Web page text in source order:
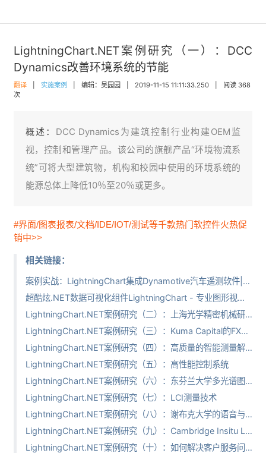
LightningChart.NET案例研究（一）：DCC
Dynamics改善环境系统的节能
翻译 实施案例 编辑：吴园园 2019-11-15 11:11:33.250
阅读 368
次
概述： DCC Dynamics为建筑控制行业构建OEM监
视，控制和管理产品。该公司的旗舰产品“环境物流系
统”可将大型建筑物，机构和校园中使用的环境系统的
能源总体上降低10％至20％或更多。
#界面/图表报表/文档/IDE/IOT/测试等千款热门软控件火热促
销中>>
相关链接：
案例实战：LightningChart集成Dynamotive汽车遥测软件|见证真正无与伦比的性能
超酷炫.NET数据可视化组件LightningChart - 专业图形视图应用集锦（中文视频）
LightningChart.NET案例研究（二）：上海光学精密机械研究所（SIOM）
LightningChart.NET案例研究（三）：Kuma Capital的FXVolQuant平台
LightningChart.NET案例研究（四）：高质量的智能测量解决方案
LightningChart.NET案例研究（五）：高性能控制系统
LightningChart.NET案例研究（六）：东芬兰大学多光谱图像的数据可视化
LightningChart.NET案例研究（七）：LCI测量技术
LightningChart.NET案例研究（八）：谢布克大学的语音与音频的数字信号处理
LightningChart.NET案例研究（九）：Cambridge Insitu Ltd的Ge-Log压力计软件
LightningChart.NET案例研究（十）：如何解决客户服务问题